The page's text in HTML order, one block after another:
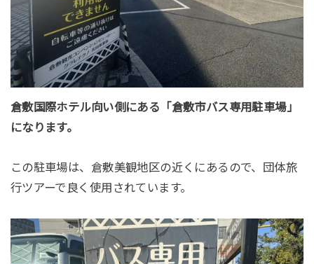
倉敷国際ホテル向い側にある「倉敷市バス専用駐車場」
になります。
この駐車場は、倉敷美観地区の近くにあるので、団体旅
行ツアーで良く使用されています。